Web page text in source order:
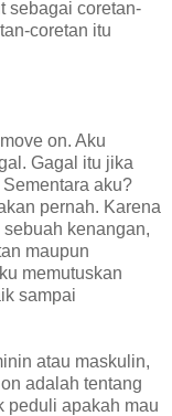
sebagai coretan-
coretan itu
on. Aku
Gagal itu jika
aku?
pernah. Karena
kenangan,
maupun
memutuskan
sampai
atau maskulin,
adalah tentang
peduli apakah mau